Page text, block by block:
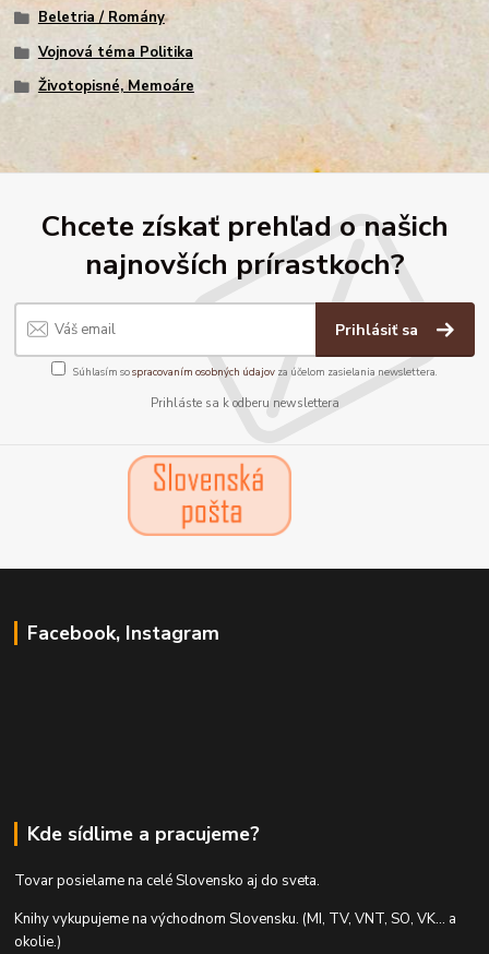
Beletria / Romány
Vojnová téma Politika
Životopisné, Memoáre
Chcete získať prehľad o našich
najnovších prírastkoch?
Prihlásiť sa
Súhlasím sospracovaním osobných údajov za účelom zasielania newslettera.
Prihláste sa k odberu newslettera
Facebook, Instagram
Kde sídlime a pracujeme?
Tovar posielame na celé Slovensko aj do sveta.
Knihy vykupujeme na východnom Slovensku. (MI, TV, VNT, SO, VK... a
okolie.)